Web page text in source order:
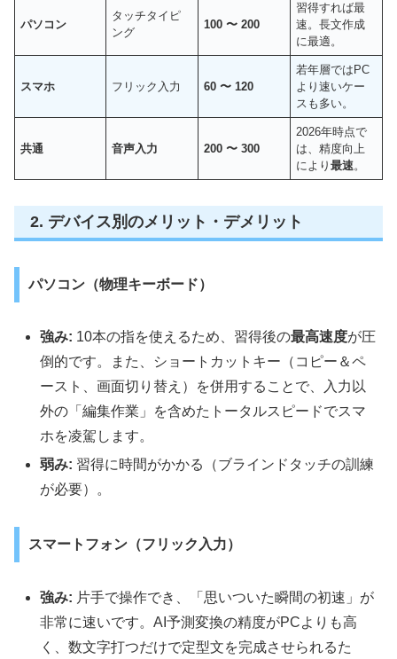
パソコン
タッチタイピ
ング
100 〜 200
習得すれば最
速。長文作成
に最適。
スマホ フリック入力 60 〜 120
若年層ではPC
より速いケー
スも多い。
共通 音声入力 200 〜 300
2026年時点で
は、精度向上
により最速。
2. デバイス別のメリット・デメリット
パソコン（物理キーボード）
強み: 10本の指を使えるため、習得後の最高速度が圧
倒的です。また、ショートカットキー（コピー＆ペ
ースト、画面切り替え）を併用することで、入力以
外の「編集作業」を含めたトータルスピードでスマ
ホを凌駕します。
弱み: 習得に時間がかかる（ブラインドタッチの訓練
が必要）。
スマートフォン（フリック入力）
強み: 片手で操作でき、「思いついた瞬間の初速」が
非常に速いです。AI予測変換の精度がPCよりも高
く、数文字打つだけで定型文を完成させられるた